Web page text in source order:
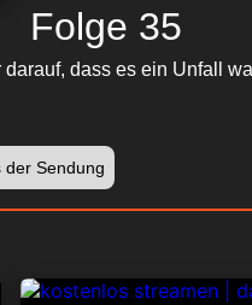
Folge 35
dass es ein Unfall
der Sendung